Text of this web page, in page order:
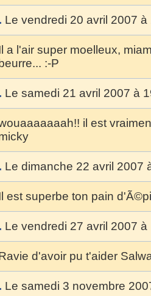
Le vendredi 20 avril 2007
a l'air super moelleux,
:-P
Le samedi 21 avril 2007 à
il est
Le dimanche 22 avril 2007
est superbe ton pain
Le vendredi 27 avril 2007
d'avoir pu t'aider
Le samedi 3 novembre